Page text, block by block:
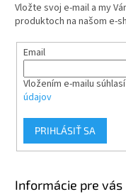
Vložte svoj e-mail a my
produktoch na našom e-
Email
Vložením e-mailu
údajov
PRIHLÁSIŤ SA
Informácie pre vás